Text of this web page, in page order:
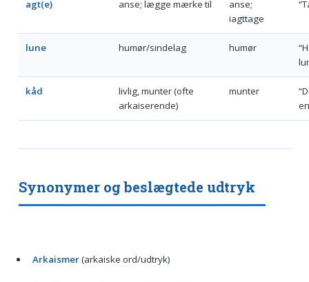
agt(e) anse; lægge mærke til
anse;
iagttage
lune humør/sindelag humør
kåd
livlig, munter (ofte
arkaiserende)
munter
Synonymer og beslægtede udtryk
Arkaismer(arkaiske ord/udtryk)